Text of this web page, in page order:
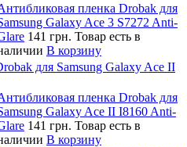
пленка Drobak для
Galaxy Ace 3 S7272 Anti-
141 грн. Товар есть в
В корзину
для Samsung Galaxy Ace II
пленка Drobak для
Galaxy Ace II I8160 Anti-
141 грн. Товар есть в
В корзину